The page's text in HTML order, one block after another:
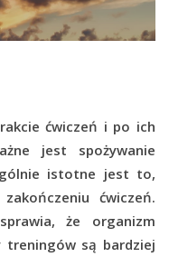
ćwiczeń i po ich
jest spożywanie
istotne jest to,
ćwiczeń.
że organizm
są bardziej